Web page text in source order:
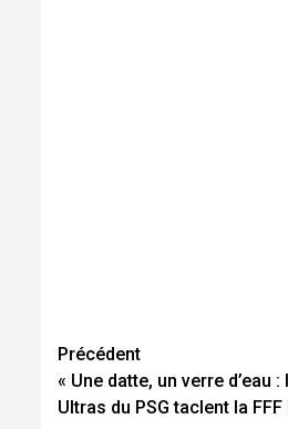
Navigation
d’article
Précédent
« Une datte, un verre d’eau
Ultras du PSG taclent la FFF